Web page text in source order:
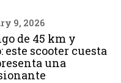
9, 2026
de 45 km y
este scooter cuesta
una